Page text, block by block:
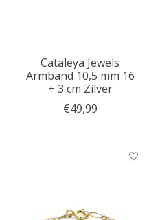
Cataleya Jewels
Armband 10,5 mm 16
+ 3 cm Zilver
€49,99